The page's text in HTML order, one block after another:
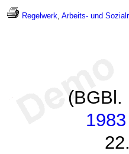
Regelwerk, Arbeits- und
(BGBl.
1983